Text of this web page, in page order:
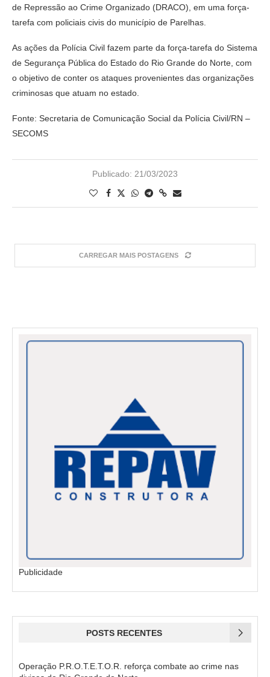
de Repressão ao Crime Organizado (DRACO), em uma força-
tarefa com policiais civis do município de Parelhas.
As ações da Polícia Civil fazem parte da força-tarefa do Sistema
de Segurança Pública do Estado do Rio Grande do Norte, com
o objetivo de conter os ataques provenientes das organizações
criminosas que atuam no estado.
Fonte: Secretaria de Comunicação Social da Polícia Civil/RN –
SECOMS
Publicado: 21/03/2023
CARREGAR MAIS POSTAGENS
Publicidade
POSTS RECENTES
Operação P.R.O.T.E.T.O.R. reforça combate ao crime nas